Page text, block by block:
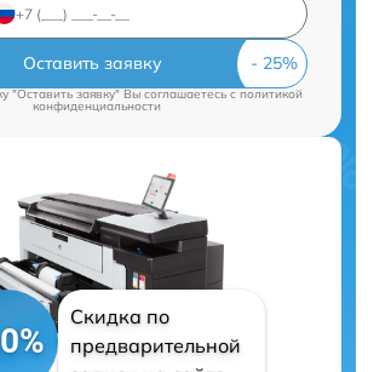
Оставить заявку
"Оставить заявку" Вы соглашаетесь cполитикой
конфиденциальности
Скидка по
предварительной